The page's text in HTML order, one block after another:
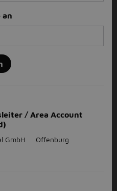
an
/ Area Account
GmbH Offenburg